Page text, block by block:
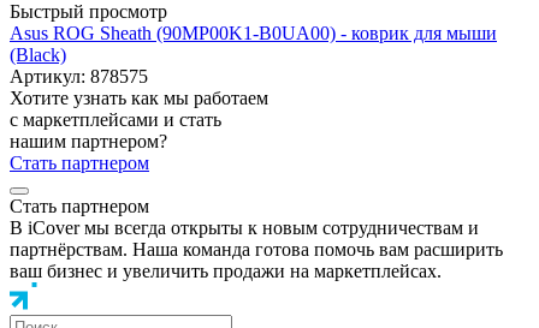
Быстрый просмотр
Asus ROG Sheath (90MP00K1-B0UA00) - коврик для мыши
(Black)
Артикул: 878575
Хотите узнать как мы работаем
с маркетплейсами и стать
нашим партнером?
Стать партнером
Стать партнером
В iCover мы всегда открыты к новым сотрудничествам и
партнёрствам. Наша команда готова помочь вам расширить
ваш бизнес и увеличить продажи на маркетплейсах.